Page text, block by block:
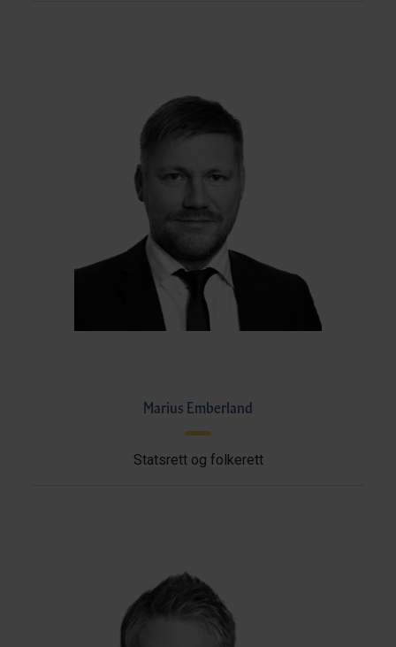
Marius Emberland
Statsrett og folkerett